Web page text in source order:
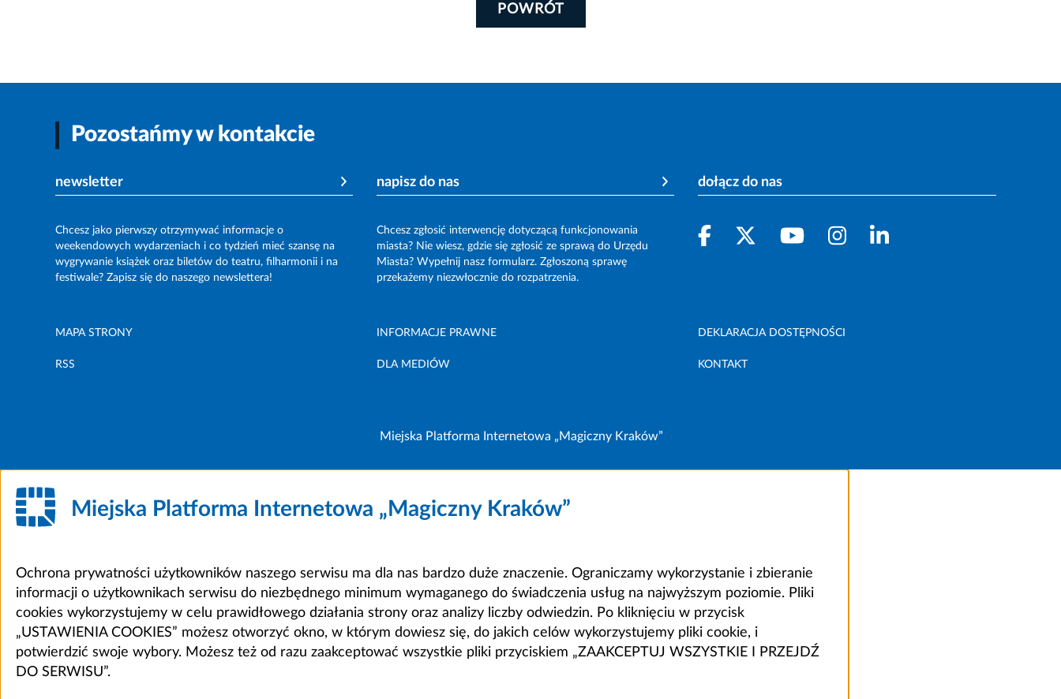
POWRÓT
Pozostańmy w kontakcie
newsletter
Chcesz jako pierwszy otrzymywać informacje o
weekendowych wydarzeniach i co tydzień mieć szansę na
wygrywanie książek oraz biletów do teatru, filharmonii i na
festiwale? Zapisz się do naszego newslettera!
napisz do nas
Chcesz zgłosić interwencję dotyczącą funkcjonowania
miasta? Nie wiesz, gdzie się zgłosić ze sprawą do Urzędu
Miasta? Wypełnij nasz formularz. Zgłoszoną sprawę
przekażemy niezwłocznie do rozpatrzenia.
dołącz do nas
MAPA STRONY INFORMACJE PRAWNE DEKLARACJA DOSTĘPNOŚCI
RSS DLA MEDIÓW KONTAKT
Miejska Platforma Internetowa „Magiczny Kraków”
Miejska Platforma Internetowa „Magiczny Kraków”
Ochrona prywatności użytkowników naszego serwisu ma dla nas bardzo duże znaczenie. Ograniczamy wykorzystanie i zbieranie
informacji o użytkownikach serwisu do niezbędnego minimum wymaganego do świadczenia usług na najwyższym poziomie. Pliki
cookies wykorzystujemy w celu prawidłowego działania strony oraz analizy liczby odwiedzin. Po kliknięciu w przycisk
„USTAWIENIA COOKIES” możesz otworzyć okno, w którym dowiesz się, do jakich celów wykorzystujemy pliki cookie, i
potwierdzić swoje wybory. Możesz też od razu zaakceptować wszystkie pliki przyciskiem „ZAAKCEPTUJ WSZYSTKIE I PRZEJDŹ
DO SERWISU”.